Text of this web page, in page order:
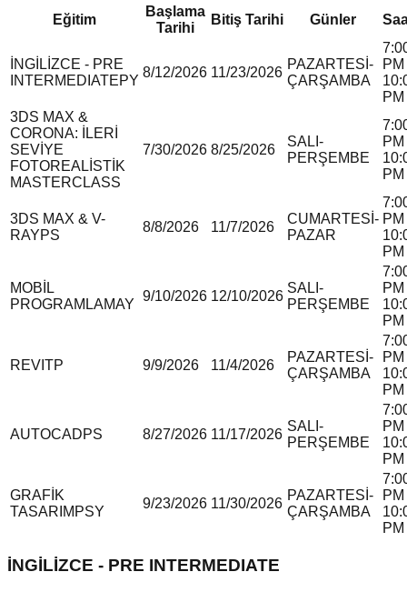
Eğitim
Başlama
Tarihi
Bitiş Tarihi Günler
İNGİLİZCE - PRE
INTERMEDIATEPY
8/12/2026 11/23/2026
PAZARTESİ-
ÇARŞAMBA
PM
PM
3DS MAX &
CORONA: İLERİ
SEVİYE
FOTOREALİSTİK
MASTERCLASS
7/30/2026 8/25/2026
SALI-
PERŞEMBE
PM
PM
3DS MAX & V-
RAYPS
8/8/2026 11/7/2026
CUMARTESİ-
PAZAR
PM
PM
MOBİL
PROGRAMLAMAY
9/10/2026 12/10/2026
SALI-
PERŞEMBE
PM
PM
REVITP 9/9/2026 11/4/2026
PAZARTESİ-
ÇARŞAMBA
PM
PM
AUTOCADPS 8/27/2026 11/17/2026
SALI-
PERŞEMBE
PM
PM
GRAFİK
TASARIM PSY
9/23/2026 11/30/2026
PAZARTESİ-
ÇARŞAMBA
PM
PM
İNGİLİZCE - PRE INTERMEDIATE